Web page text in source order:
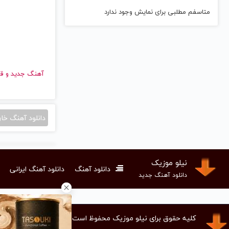
متاسفم مطلبی برای نمایش وجود ندارد
آهنگ جدید
دانلود آهنگ
نیلو موزیک
دانلود آهنگ جدید دانلود آهنگ دانلود آهنگ ایرانی
کلیه حقوق برای نیلو موزیک محفوظ است.